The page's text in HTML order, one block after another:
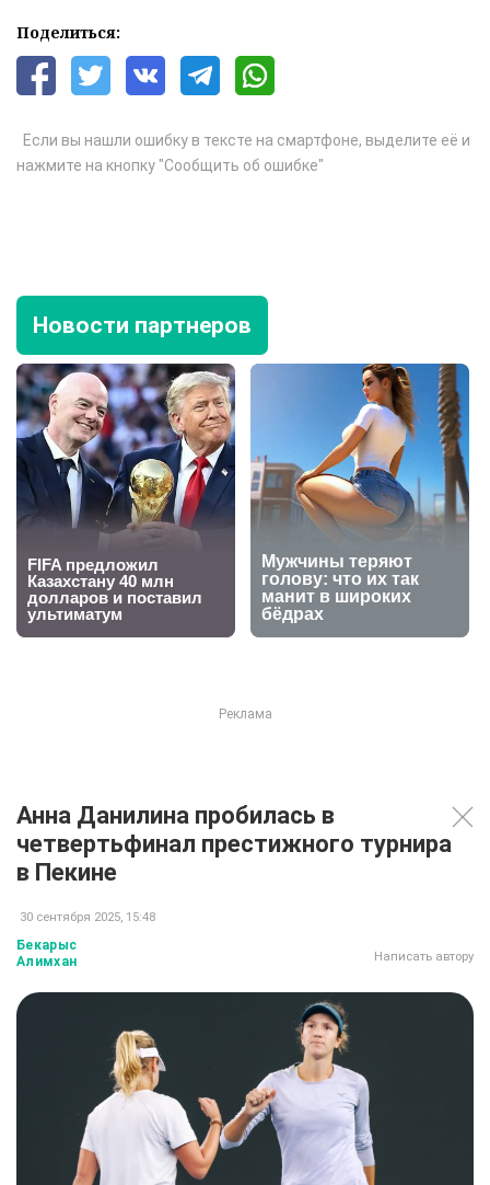
Поделиться:
Если вы нашли ошибку в тексте на смартфоне, выделите её и
нажмите на кнопку "Сообщить об ошибке"
Новости партнеров
Анна Данилина пробилась в
четвертьфинал престижного турнира
в Пекине
30 сентября 2025, 15:48
Бекарыс
Алимхан
Написать автору